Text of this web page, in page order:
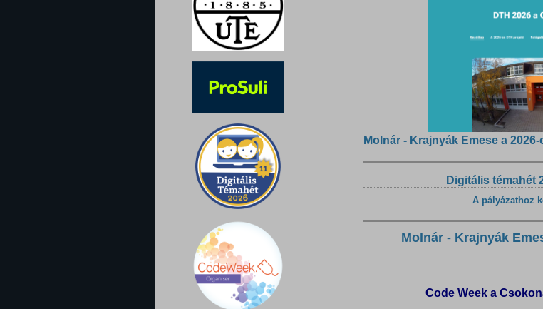
Molnár - Krajnyák Emese a
Digitális témahét
A pályázathoz
Molnár - Krajnyák
Code Week a